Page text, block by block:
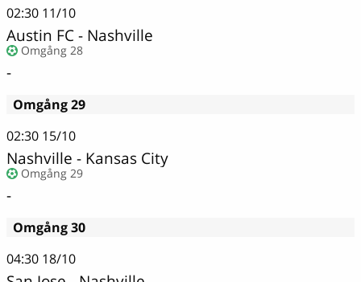
02:30 11/10
Austin FC - Nashville
Omgång 28
-
Omgång 29
02:30 15/10
Nashville - Kansas City
Omgång 29
-
Omgång 30
04:30 18/10